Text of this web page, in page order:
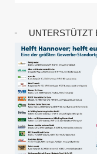
UNTERSTÜTZT